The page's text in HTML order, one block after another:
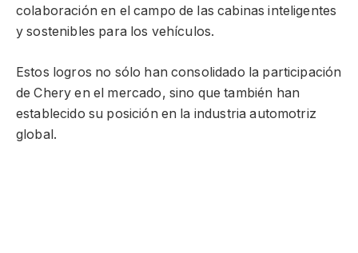
colaboración en el campo de las cabinas inteligentes
y sostenibles para los vehículos.
Estos logros no sólo han consolidado la participación
de Chery en el mercado, sino que también han
establecido su posición en la industria automotriz
global.